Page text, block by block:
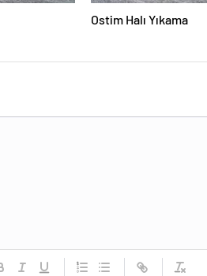
Ostim Halı Yıkama